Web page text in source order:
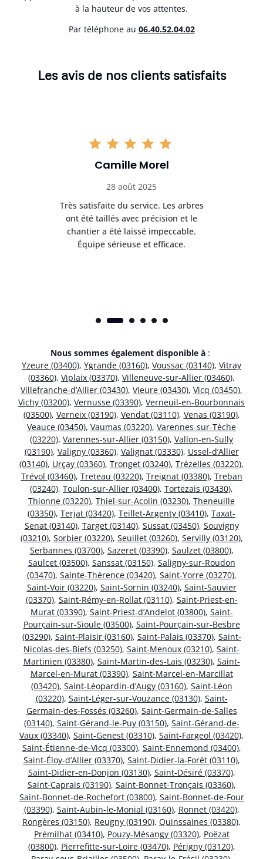
à la hauteur de vos attentes.
Par téléphone au 06.40.52.04.02
Les avis de nos clients satisfaits
Camille Morel
28 août 2025
Très satisfaite du service. Les arbres
ont été taillés avec précision et le
chantier a été laissé impeccable.
Équipe sérieuse et efficace.
Nous sommes également disponible à :
Yzeure (03400), Ygrande (03160), Voussac (03140), Vitray
(03360), Viplaix (03370), Villeneuve-sur-Allier (03460),
Villefranche-d’Allier (03430), Vieure (03430), Vicq (03450),
Vichy (03200), Vernusse (03390), Verneuil-en-Bourbonnais
(03500), Verneix (03190), Vendat (03110), Venas (03190),
Veauce (03450), Vaumas (03220), Varennes-sur-Tèche
(03220), Varennes-sur-Allier (03150), Vallon-en-Sully
(03190), Valigny (03360), Valignat (03330), Ussel-d’Allier
(03140), Urçay (03360), Tronget (03240), Trézelles (03220),
Trévol (03460), Treteau (03220), Treignat (03380), Treban
(03240), Toulon-sur-Allier (03400), Tortezais (03430),
Thionne (03220), Thiel-sur-Acolin (03230), Theneuille
(03350), Terjat (03420), Teillet-Argenty (03410), Taxat-
Senat (03140), Target (03140), Sussat (03450), Souvigny
(03210), Sorbier (03220), Seuillet (03260), Servilly (03120),
Serbannes (03700), Sazeret (03390), Saulzet (03800),
Saulcet (03500), Sanssat (03150), Saligny-sur-Roudon
(03470), Sainte-Thérence (03420), Saint-Yorre (03270),
Saint-Voir (03220), Saint-Sornin (03240), Saint-Sauvier
(03370), Saint-Rémy-en-Rollat (03110), Saint-Priest-en-
Murat (03390), Saint-Priest-d’Andelot (03800), Saint-
Pourçain-sur-Sioule (03500), Saint-Pourçain-sur-Besbre
(03290), Saint-Plaisir (03160), Saint-Palais (03370), Saint-
Nicolas-des-Biefs (03250), Saint-Menoux (03210), Saint-
Martinien (03380), Saint-Martin-des-Lais (03230), Saint-
Marcel-en-Murat (03390), Saint-Marcel-en-Marcillat
(03420), Saint-Léopardin-d’Augy (03160), Saint-Léon
(03220), Saint-Léger-sur-Vouzance (03130), Saint-
Germain-des-Fossés (03260), Saint-Germain-de-Salles
(03140), Saint-Gérand-le-Puy (03150), Saint-Gérand-de-
Vaux (03340), Saint-Genest (03310), Saint-Fargeol (03420),
Saint-Étienne-de-Vicq (03300), Saint-Ennemond (03400),
Saint-Éloy-d’Allier (03370), Saint-Didier-la-Forêt (03110),
Saint-Didier-en-Donjon (03130), Saint-Désiré (03370),
Saint-Caprais (03190), Saint-Bonnet-Tronçais (03360),
Saint-Bonnet-de-Rochefort (03800), Saint-Bonnet-de-Four
(03390), Saint-Aubin-le-Monial (03160), Ronnet (03420),
Rongères (03150), Reugny (03190), Quinssaines (03380),
Prémilhat (03410), Pouzy-Mésangy (03320), Poëzat
(03800), Pierrefitte-sur-Loire (03470), Périgny (03120),